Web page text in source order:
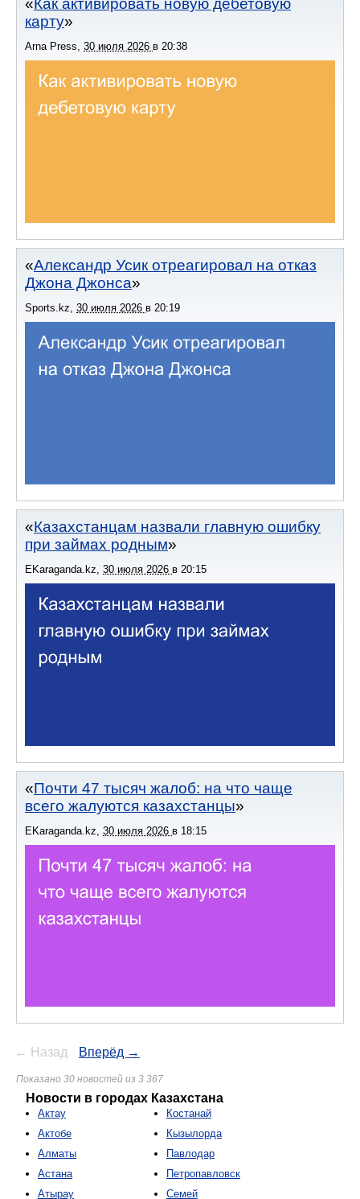
Как активировать новую дебетовую
карту
Arna Press, 30 июля 2026 в 20:38
Александр Усик отреагировал на отказ
Джона Джонса
Sports.kz, 30 июля 2026 в 20:19
Казахстанцам назвали главную ошибку
при займах родным
EKaraganda.kz 30 июля 2026 в 20:15
Почти 47 тысяч жалоб: на что чаще
всего жалуются казахстанцы
EKaraganda.kz 30 июля 2026 в 18:15
← Назад Вперёд →
Показано 30 новостей из 3 367
Новости в городах Казахстана
Актау
Актобе
Алматы
Астана
Атырау
Костанай
Кызылорда
Павлодар
Петропавловск
Семей